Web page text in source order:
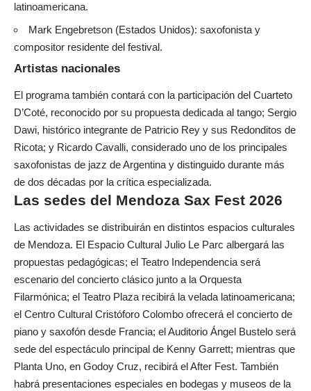
latinoamericana.
Mark Engebretson (Estados Unidos): saxofonista y
compositor residente del festival.
Artistas nacionales
El programa también contará con la participación del Cuarteto
D’Coté, reconocido por su propuesta dedicada al tango; Sergio
Dawi, histórico integrante de Patricio Rey y sus Redonditos de
Ricota; y Ricardo Cavalli, considerado uno de los principales
saxofonistas de jazz de Argentina y distinguido durante más
de dos décadas por la crítica especializada.
Las sedes del Mendoza Sax Fest 2026
Las actividades se distribuirán en distintos espacios culturales
de Mendoza. El Espacio Cultural Julio Le Parc albergará las
propuestas pedagógicas; el Teatro Independencia será
escenario del concierto clásico junto a la Orquesta
Filarmónica; el Teatro Plaza recibirá la velada latinoamericana;
el Centro Cultural Cristóforo Colombo ofrecerá el concierto de
piano y saxofón desde Francia; el Auditorio Ángel Bustelo será
sede del espectáculo principal de Kenny Garrett; mientras que
Planta Uno, en Godoy Cruz, recibirá el After Fest. También
habrá presentaciones especiales en bodegas y museos de la